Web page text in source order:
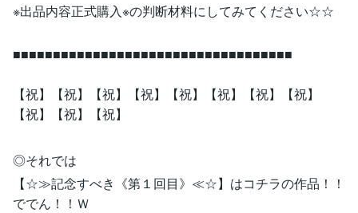
※出品内容正式購入※の判断材料にしてみてください☆☆
■■■■■■■■■■■■■■■■■■■■■■■■■■■■■■■■■■■
【祝】【祝】【祝】【祝】【祝】【祝】【祝】【祝】
【祝】【祝】【祝】
◎それでは
【☆≫記念すべき《第１回目》≪☆】はコチラの作品！！
ででん！！Ｗ